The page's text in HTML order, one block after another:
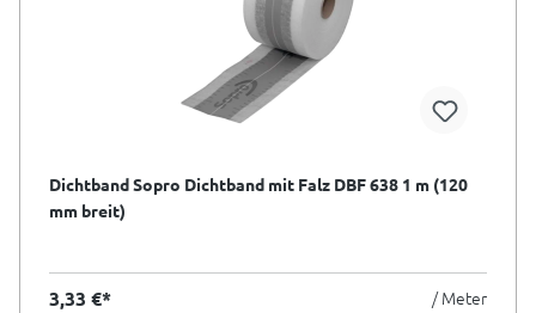
Dichtband Sopro Dichtband mit Falz DBF 638 1 m (120
mm breit)
3,33 €* / Meter